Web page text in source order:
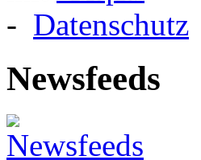
- Datenschutz
Newsfeeds